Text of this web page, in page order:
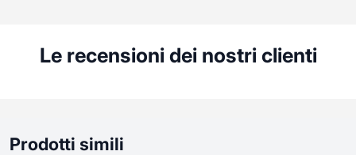
Le recensioni dei nostri clienti
Prodotti simili